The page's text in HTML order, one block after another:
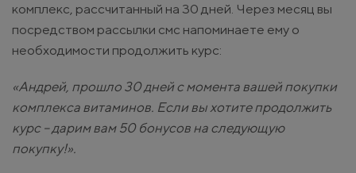
комплекс, рассчитанный на 30 дней. Через месяц вы
посредством рассылки смс напоминаете ему о
необходимости продолжить курс:
«Андрей, прошло 30 дней с момента вашей покупки
комплекса витаминов. Если вы хотите продолжить
курс – дарим вам 50 бонусов на следующую
покупку!».